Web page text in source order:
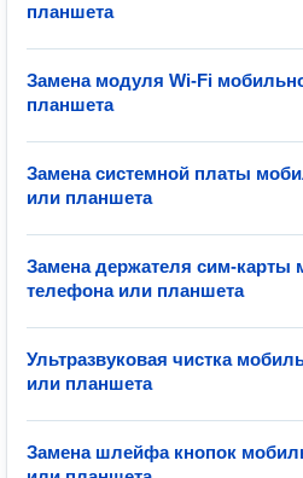
планшета
Замена модуля Wi-Fi
планшета
Замена системной платы
или планшета
Замена держателя сим-карты
телефона или планшета
Ультразвуковая чистка
или планшета
Замена шлейфа кнопок